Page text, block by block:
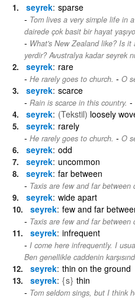
seyrek sparse
Tom lives a very simple life in
dairede çok basit bir hayat
What's New Zealand like? Is it
yerdir? Avustralya kadar seyrek
seyrek rare
He rarely goes to church. - O
seyrek scarce
Rain is scarce in this country. -
seyrek (Tekstil) loosely
seyrek rarely
He rarely goes to church. - O
seyrek odd
seyrek uncommon
seyrek far between
Taxis are few and far between
seyrek wide apart
seyrek few and far
Taxis are few and far between
seyrek infrequent
I come here infrequently. I
Ben genellikle caddenin
seyrek thin on the ground
seyrek {s} thin
Tom seldom sings, but I think